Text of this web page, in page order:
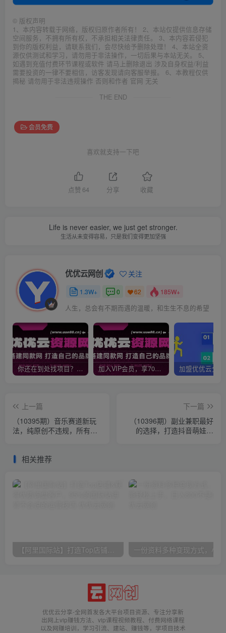
© 版权声明
1、本内容转载于网络，版权归原作者所有！ 2、本站仅提供信息存储
空间服务，不拥有所有权，不承担相关法律责任。 3、本内容若侵犯
到你的版权利益，请联系我们，会尽快给予删除处理！ 4、本站全资
源仅供测试和学习，请勿用于非法操作，一切后果与本站无关。 5、
如遇到充值付费环节课程或软件 请马上删除退出 涉及自身权益/利益
需要投资的一律不要相信，访客发现请向客服举报。 6、本教程仅供
揭秘 请勿用于非法违规操作 否则和作者 官网 无关
THE END
会员免费
喜欢就支持一下吧
点赞 64 分享 收藏
Life is never easier, we just get stronger.
生活从未变得容易，只是我们变得更加坚强
优优云网创 关注
1.3W+ 0 62 185W+
人生，总会有不期而遇的温暖，和生生不息的希望
你还在到处找项目？还在当韭菜？我靠网创资源站一个月收入5万+，曾经我也是个失败者。 加入VIP会员，享70%的推广提成，免费学习多种网上创业课程，菜鸟秒变大神！
上一篇
（10395期）音乐赛道新玩
法，纯原创不违规，所有平
下一篇
（10396期）副业兼职最好
的选择，打造抖音萌娃账
相关推荐
【阿里国际站】打造Top店铺&获得优质询盘客户，​95%的国际站讲师不会说的运营技巧
优优云分享-全网首发各大平台项目资源、专注分享新
出网上vip赚钱方法、vip课程视频教程、付费网络课程
以及网赚培训，学习引流、建站、赚钱等，学项目技术